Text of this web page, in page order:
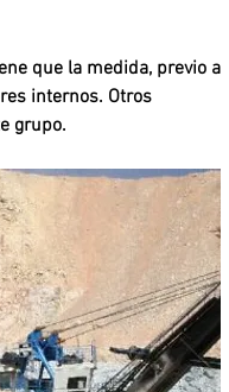
que la medida, previo a
internos. Otros
grupo.